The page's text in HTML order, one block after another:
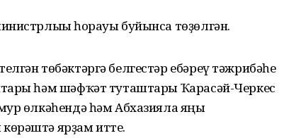
һорауы буйынса төҙөлгән.
төбәктәргә белгестәр ебәреү тәжрибәһе
һәм шәфҡәт туташтары Ҡарасәй-Черкес
өлкәһендә һәм Абхазияла яңы
ярҙам итте.